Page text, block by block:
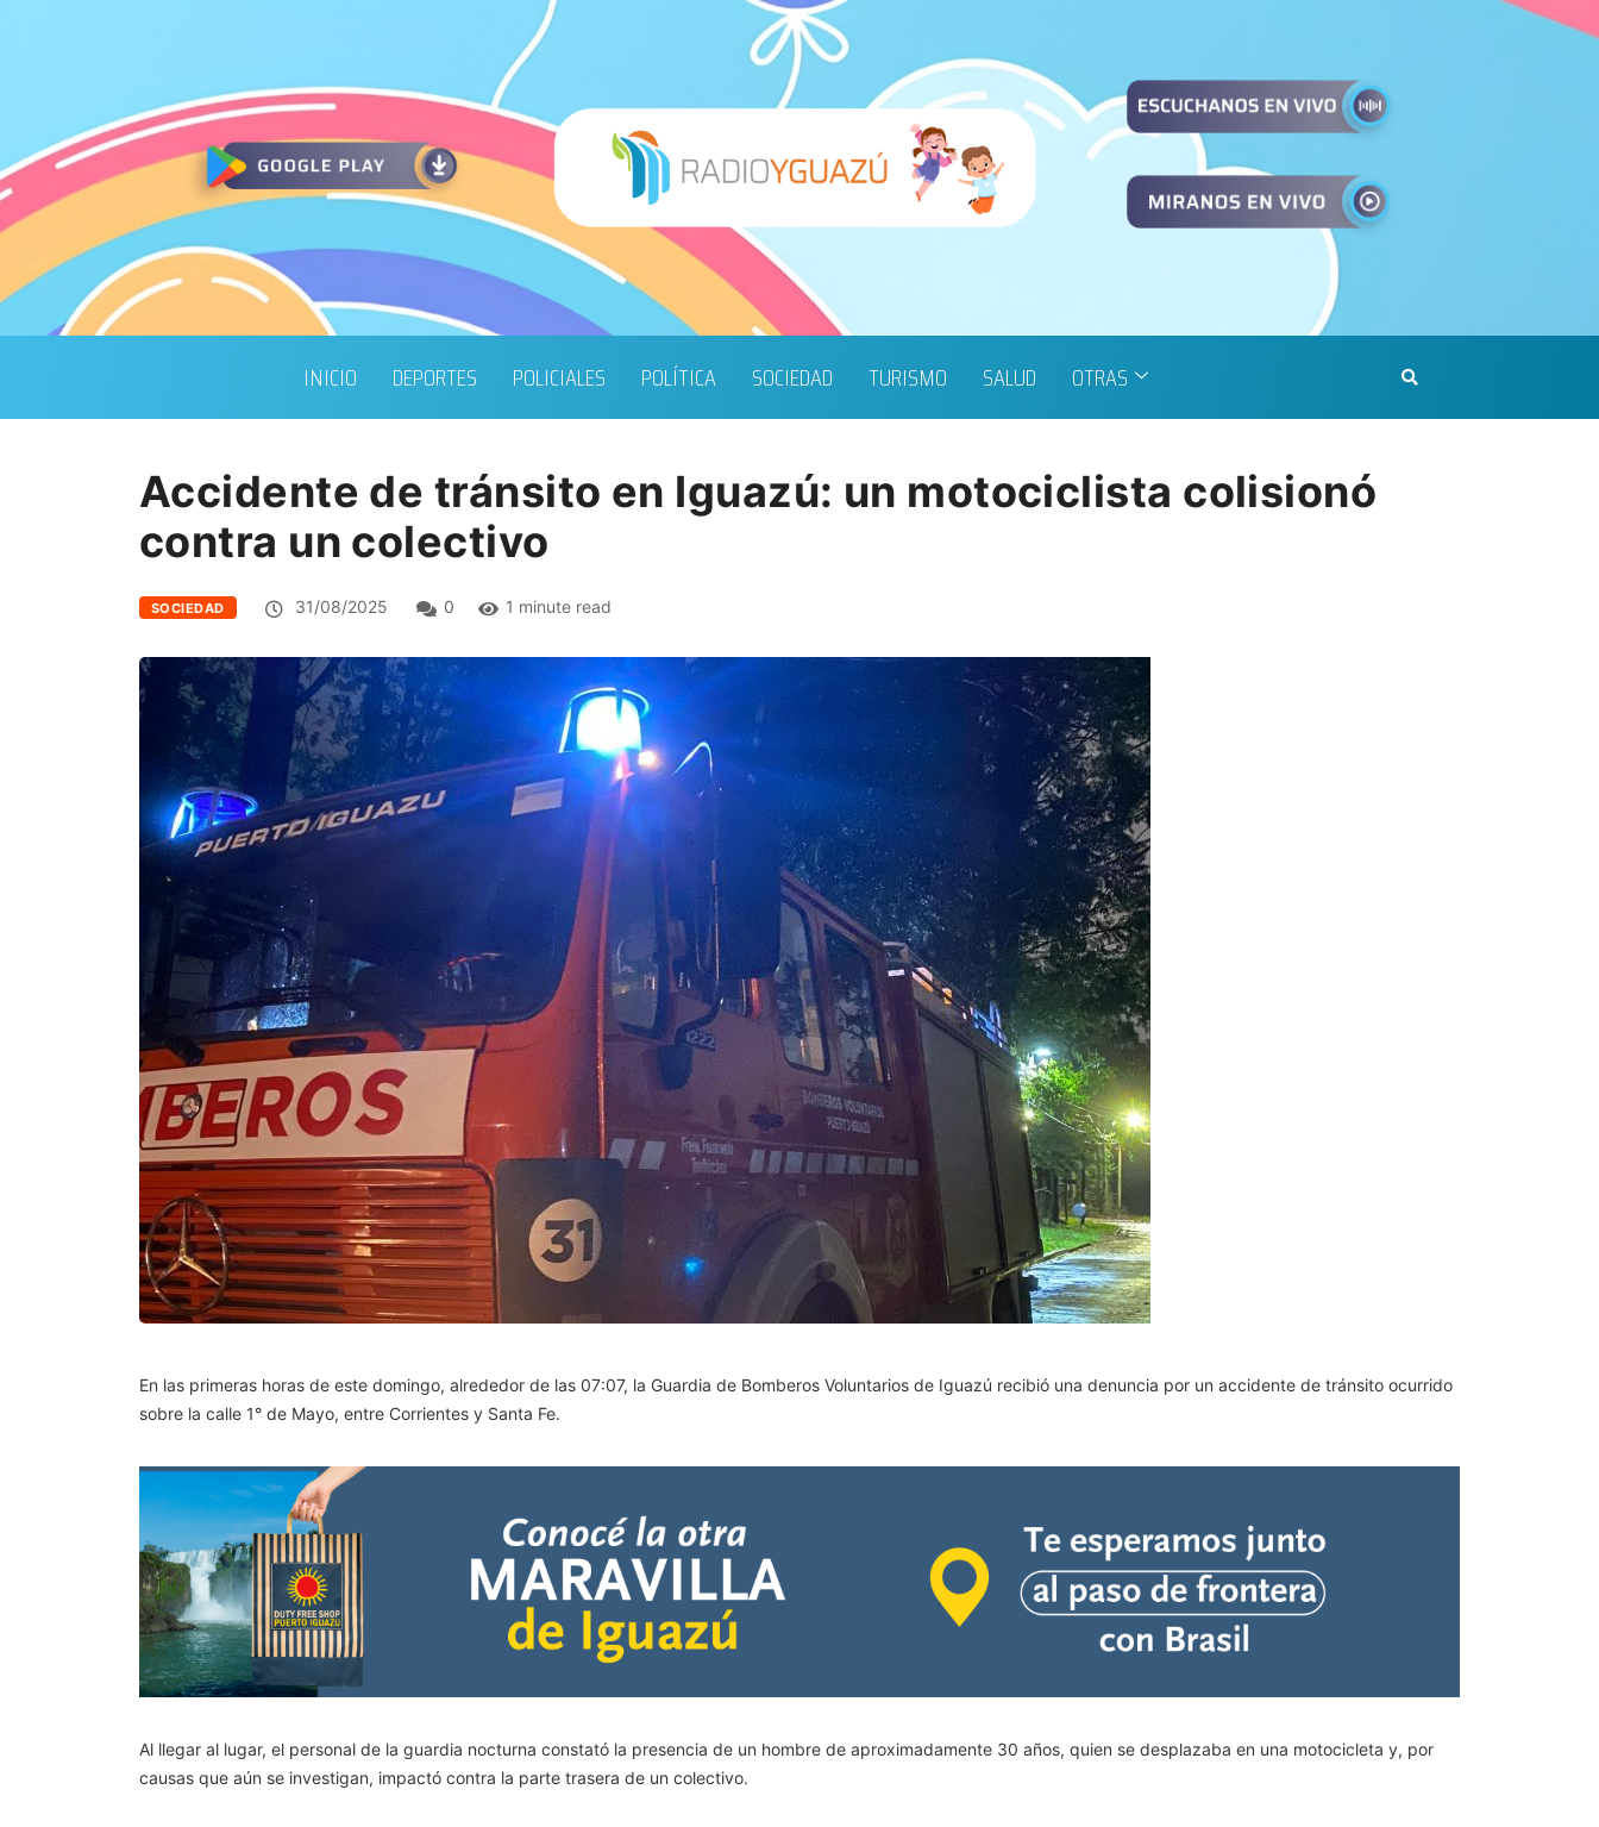
INICIO DEPORTES POLICIALES POLÍTICA SOCIEDAD TURISMO SALUD OTRAS
Accidente de tránsito en Iguazú: un motociclista colisionó
contra un colectivo
SOCIEDAD 31/08/2025 0 1 minute read
En las primeras horas de este domingo, alrededor de las 07:07, la Guardia de Bomberos Voluntarios de Iguazú recibió una denuncia por un accidente de tránsito ocurrido
sobre la calle 1° de Mayo, entre Corrientes y Santa Fe.
Al llegar al lugar, el personal de la guardia nocturna constató la presencia de un hombre de aproximadamente 30 años, quien se desplazaba en una motocicleta y, por
causas que aún se investigan, impactó contra la parte trasera de un colectivo.